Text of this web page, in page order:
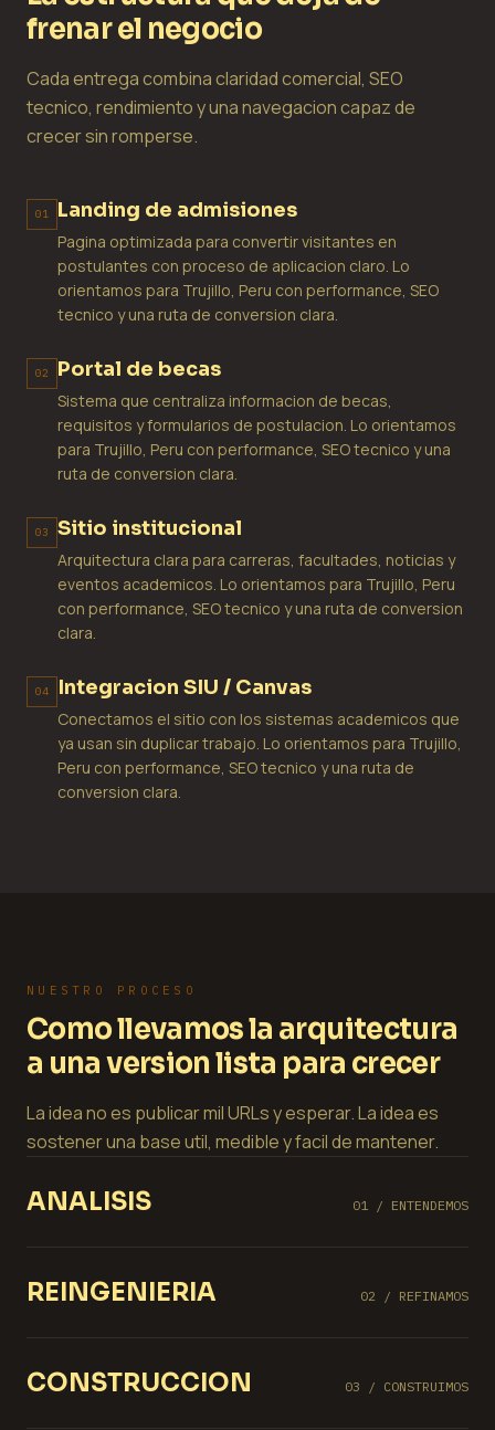
frenar el negocio
Cada entrega combina claridad comercial, SEO
tecnico, rendimiento y una navegacion capaz de
crecer sin romperse.
01 Landing de admisiones
Pagina optimizada para convertir visitantes en
postulantes con proceso de aplicacion claro. Lo
orientamos para Trujillo, Peru con performance, SEO
tecnico y una ruta de conversion clara.
02 Portal de becas
Sistema que centraliza informacion de becas,
requisitos y formularios de postulacion. Lo orientamos
para Trujillo, Peru con performance, SEO tecnico y una
ruta de conversion clara.
03 Sitio institucional
Arquitectura clara para carreras, facultades, noticias y
eventos academicos. Lo orientamos para Trujillo, Peru
con performance, SEO tecnico y una ruta de conversion
clara.
04 Integracion SIU / Canvas
Conectamos el sitio con los sistemas academicos que
ya usan sin duplicar trabajo. Lo orientamos para Trujillo,
Peru con performance, SEO tecnico y una ruta de
conversion clara.
NUESTRO PROCESO
Como llevamos la arquitectura
a una version lista para crecer
La idea no es publicar mil URLs y esperar. La idea es
sostener una base util, medible y facil de mantener.
ANALISIS 01 / ENTENDEMOS
REINGENIERIA 02 / REFINAMOS
CONSTRUCCION 03 / CONSTRUIMOS